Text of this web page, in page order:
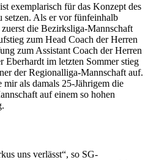
exemplarisch für das Konzept des
setzen. Als er vor fünfeinhalb
die Bezirksliga-Mannschaft
zum Head Coach der Herren
zum Assistant Coach der Herren
Eberhardt im letzten Sommer stieg
der Regionalliga-Mannschaft auf.
mir als damals 25-Jährigem die
auf einem so hohen
uns verlässt“, so SG-